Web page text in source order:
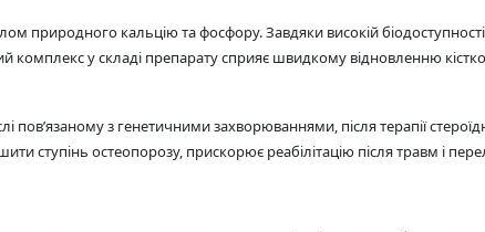
природного кальцію та фосфору. Завдяки високій
комплекс у складі препарату сприяє швидкому відновленню
пов’язаному з генетичними захворюваннями, після терапії
ступінь остеопорозу, прискорює реабілітацію після травм і